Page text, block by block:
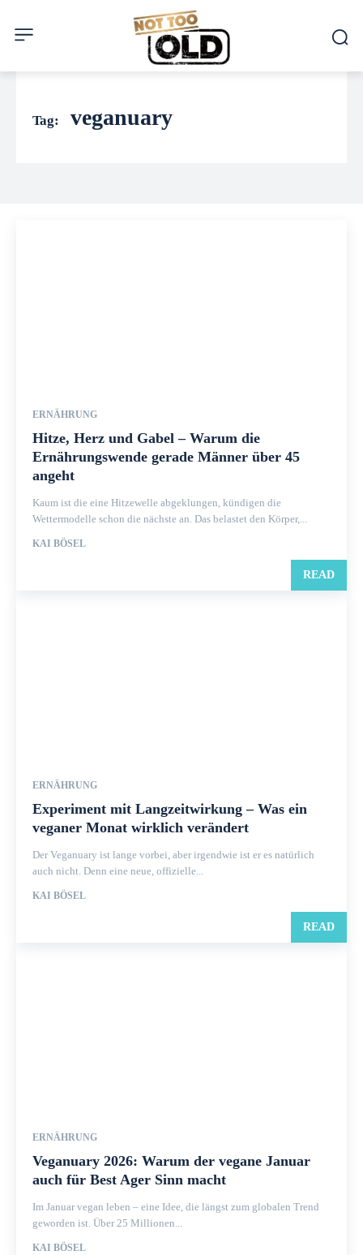
Tag: veganuary
ERNÄHRUNG
Hitze, Herz und Gabel – Warum die
Ernährungswende gerade Männer über 45
angeht
Kaum ist die eine Hitzewelle abgeklungen, kündigen die
Wettermodelle schon die nächste an. Das belastet den Körper,...
KAI BÖSEL
READ
ERNÄHRUNG
Experiment mit Langzeitwirkung – Was ein
veganer Monat wirklich verändert
Der Veganuary ist lange vorbei, aber irgendwie ist er es natürlich
auch nicht. Denn eine neue, offizielle...
KAI BÖSEL
READ
ERNÄHRUNG
Veganuary 2026: Warum der vegane Januar
auch für Best Ager Sinn macht
Im Januar vegan leben – eine Idee, die längst zum globalen Trend
geworden ist. Über 25 Millionen...
KAI BÖSEL